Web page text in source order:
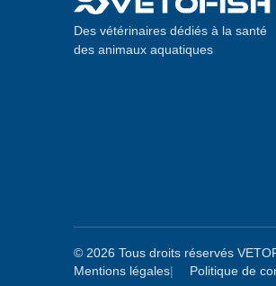
Des vétérinaires dédiés à la santé
des animaux aquatiques
© 2026 Tous droits réservés
Mentions légales
Politique de